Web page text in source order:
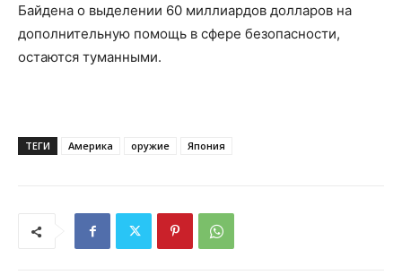
Байдена о выделении 60 миллиардов долларов на
дополнительную помощь в сфере безопасности,
остаются туманными.
ТЕГИ Америка оружие Япония